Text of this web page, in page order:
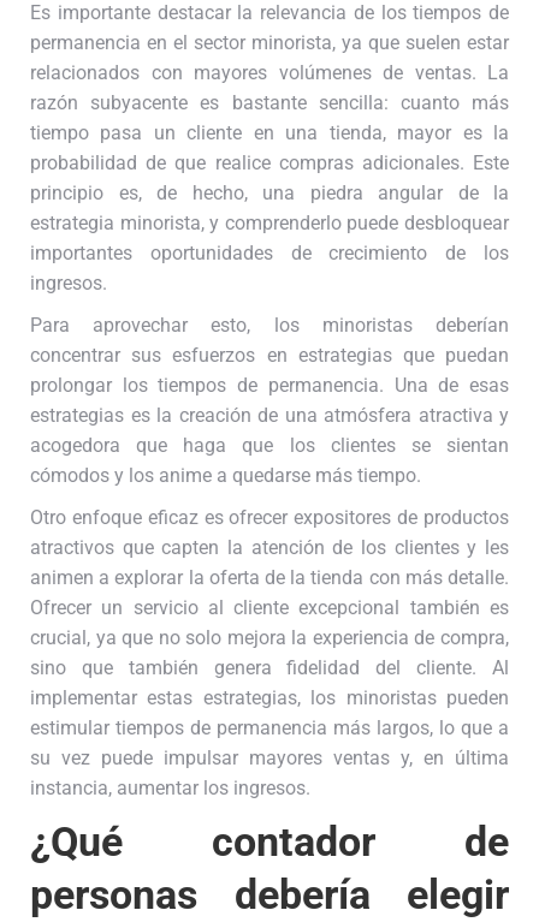
Es importante destacar la relevancia de los tiempos de
permanencia en el sector minorista, ya que suelen estar
relacionados con mayores volúmenes de ventas. La
razón subyacente es bastante sencilla: cuanto más
tiempo pasa un cliente en una tienda, mayor es la
probabilidad de que realice compras adicionales. Este
principio es, de hecho, una piedra angular de la
estrategia minorista, y comprenderlo puede desbloquear
importantes oportunidades de crecimiento de los
ingresos.
Para aprovechar esto, los minoristas deberían
concentrar sus esfuerzos en estrategias que puedan
prolongar los tiempos de permanencia. Una de esas
estrategias es la creación de una atmósfera atractiva y
acogedora que haga que los clientes se sientan
cómodos y los anime a quedarse más tiempo.
Otro enfoque eficaz es ofrecer expositores de productos
atractivos que capten la atención de los clientes y les
animen a explorar la oferta de la tienda con más detalle.
Ofrecer un servicio al cliente excepcional también es
crucial, ya que no solo mejora la experiencia de compra,
sino que también genera fidelidad del cliente. Al
implementar estas estrategias, los minoristas pueden
estimular tiempos de permanencia más largos, lo que a
su vez puede impulsar mayores ventas y, en última
instancia, aumentar los ingresos.
¿Qué contador de
personas debería elegir